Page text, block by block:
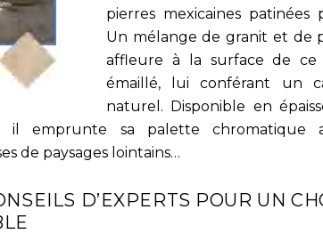
pierres mexicaines patinées
Un mélange de granit et de
affleure à la surface de ce
émaillé, lui conférant un
naturel. Disponible en
il emprunte sa palette chromatique
de paysages lointains…
D’EXPERTS POUR UN